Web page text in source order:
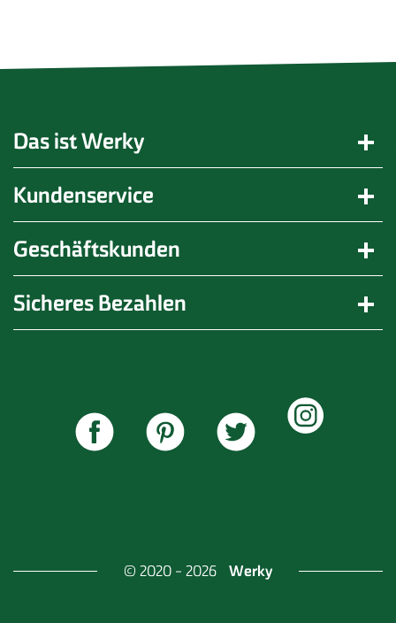
Das ist Werky
Kundenservice
Geschäftskunden
Sicheres Bezahlen
© 2020 - 2026 Werky